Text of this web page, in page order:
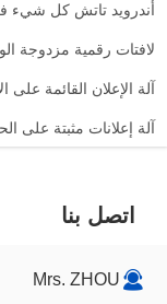
أندرويد تاتش كل شيء
لافتات رقمية مزدوجة
آلة الإعلان القائمة على
آلة إعلانات مثبتة على
اتصل بنا
Mrs. ZHOU